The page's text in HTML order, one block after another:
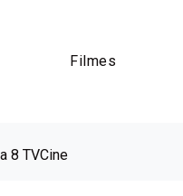
Filmes
8 TVCine